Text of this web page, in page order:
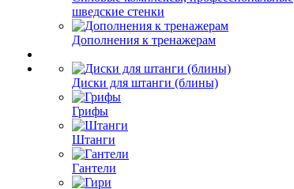
шведские стенки
Дополнения к тренажерам
Диски для штанги (блины)
Грифы
Штанги
Гантели